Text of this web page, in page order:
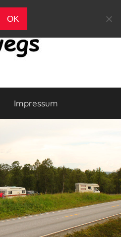
Impressum
OK